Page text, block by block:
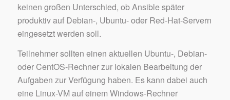
keinen großen Unterschied, ob Ansible später
produktiv auf Debian-, Ubuntu- oder Red-Hat-Servern
eingesetzt werden soll.
Teilnehmer sollten einen aktuellen Ubuntu-, Debian-
oder CentOS-Rechner zur lokalen Bearbeitung der
Aufgaben zur Verfügung haben. Es kann dabei auch
eine Linux-VM auf einem Windows-Rechner